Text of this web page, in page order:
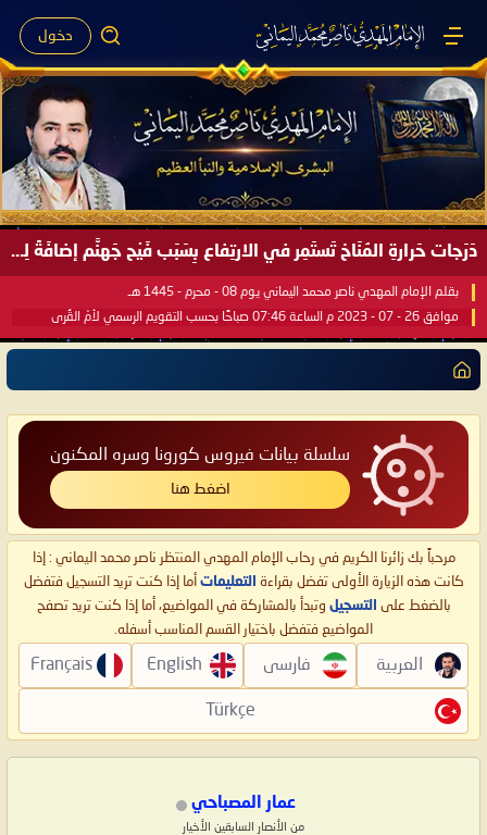
دخول
دَرَجات حَرارةِ المُنَاخ تَستَمِر في الارتِفاع بِسَبَب فَيْح جَهنَّم إضافَةً لِحرارةِ الشَّمس في مُحكَم القُرآن العَظيم ..
بقلم الإمام المهدي ناصر محمد اليماني يوم 08 - محرم - 1445 هـ
موافق 26 - 07 - 2023 م الساعة 07:46 صباحًا بحسب التقويم الرسمي لأمّ القُرى
سلسلة بيانات فيروس كورونا وسره المكنون
اضغط هنا
مرحباً بك زائرنا الكريم في رحاب الإمام المهدي المنتظر ناصر محمد اليماني : إذا
كانت هذه الزيارة الأولى تفضل بقراءة التعليمات أما إذا كنت تريد التسجيل فتفضل
بالضغط على التسجيل وتبدأ بالمشاركة في المواضيع، أما إذا كنت تريد تصفح
المواضيع فتفضل باختيار القسم المناسب أسفله.
العربية فارسی English
Français
Türkçe
عمار المصباحي
من الأنصار السابقين الأخيار